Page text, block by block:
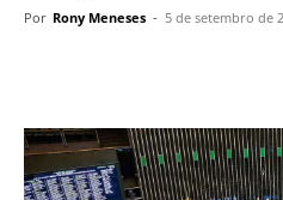
Por Rony Meneses - 5 de setembro de